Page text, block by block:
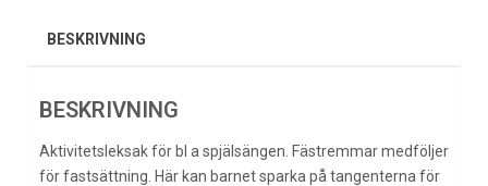
BESKRIVNING
BESKRIVNING
Aktivitetsleksak för bl a spjälsängen. Fästremmar medföljer
för fastsättning. Här kan barnet sparka på tangenterna för